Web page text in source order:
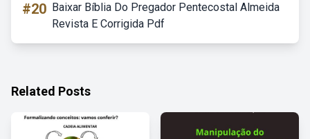
#20 Baixar Bíblia Do Pregador Pentecostal Almeida
Revista E Corrigida Pdf
Related Posts